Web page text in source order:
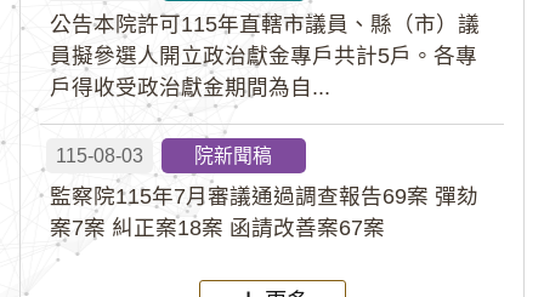
公告本院許可115年直轄市議員、縣（市）議
員擬參選人開立政治獻金專戶共計5戶。各專
戶得收受政治獻金期間為自...
115-08-03 院新聞稿
監察院115年7月審議通過調查報告69案 彈劾
案7案 糾正案18案 函請改善案67案